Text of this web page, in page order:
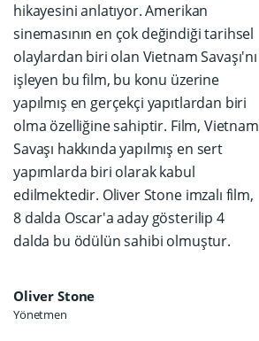
hikayesini anlatıyor. Amerikan
sinemasının en çok değindiği tarihsel
olaylardan biri olan Vietnam Savaşı'nı
işleyen bu film, bu konu üzerine
yapılmış en gerçekçi yapıtlardan biri
olma özelliğine sahiptir. Film, Vietnam
Savaşı hakkında yapılmış en sert
yapımlarda biri olarak kabul
edilmektedir. Oliver Stone imzalı film,
8 dalda Oscar'a aday gösterilip 4
dalda bu ödülün sahibi olmuştur.
Oliver Stone
Yönetmen